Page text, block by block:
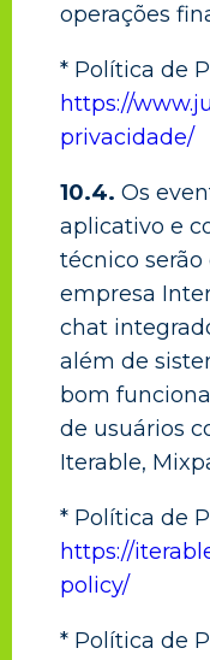
operações
* Política de
https://
privacidade/
10.4. Os
aplicativo e
técnico
empresa
chat
além de
bom
de usuários
Iterable,
* Política de
https://
policy/
* Política de